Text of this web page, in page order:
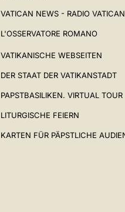
VATICAN NEWS - RADIO
L'OSSERVATORE ROMANO
VATIKANISCHE WEBSEITEN
DER STAAT DER VATIKANSTADT
PAPSTBASILIKEN. VIRTUAL TOUR
LITURGISCHE FEIERN
KARTEN FÜR PÄPSTLICHE